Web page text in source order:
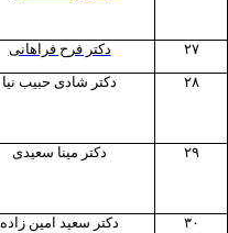
۲۷ دکتر فرح فراهانی
۲۸
دکتر شادی حبیب نیا
۲۹ دکتر مینا سعیدی
۳۰ دکتر سعید امین زاده